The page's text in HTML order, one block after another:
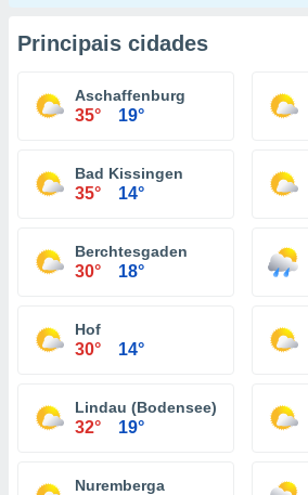
Principais cidades
Aschaffenburg
35° 19°
Bad Kissingen
35° 14°
Berchtesgaden
30° 18°
Hof
30° 14°
Lindau (Bodensee)
32° 19°
Nuremberga